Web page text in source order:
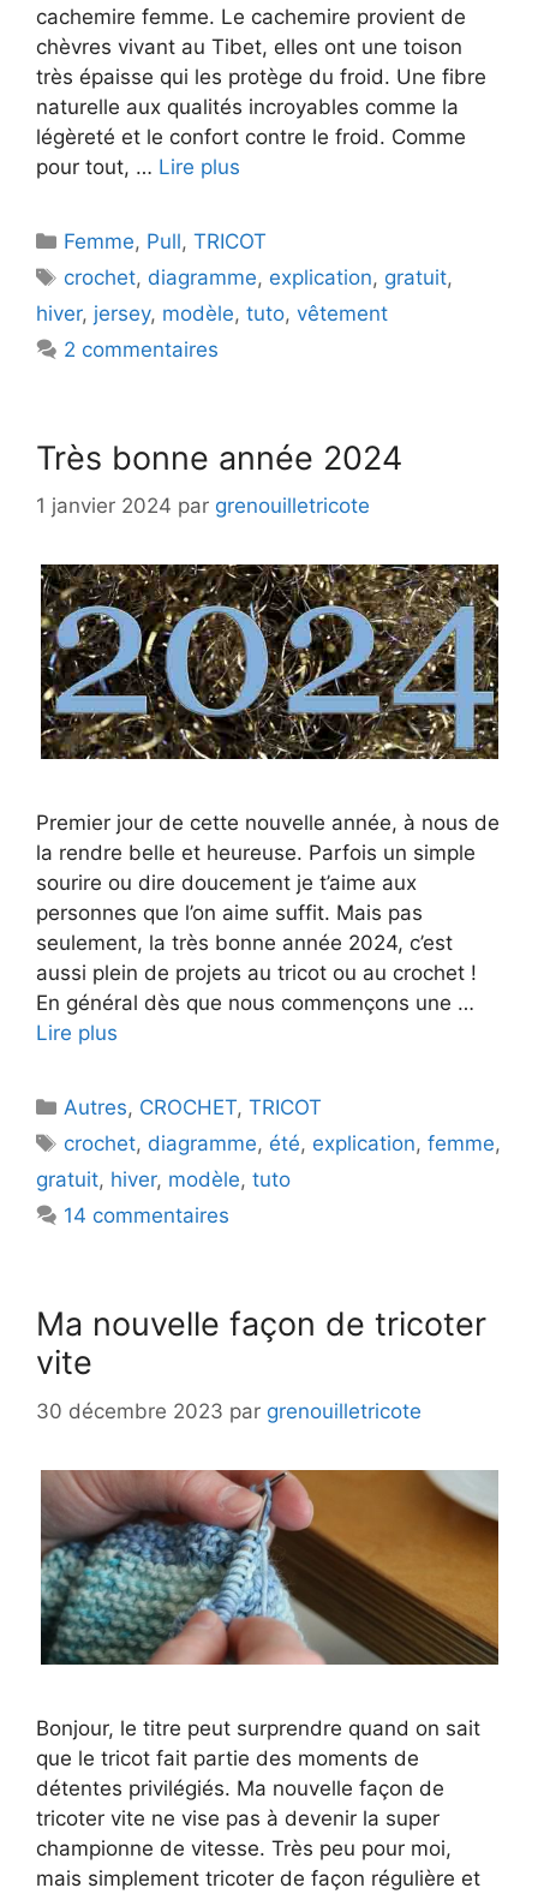
cachemire femme. Le cachemire provient de
chèvres vivant au Tibet, elles ont une toison
très épaisse qui les protège du froid. Une fibre
naturelle aux qualités incroyables comme la
légèreté et le confort contre le froid. Comme
pour tout, … Lire plus
Catégories
Femme, Pull,TRICOT
Étiquettes
crochet, diagramme, explication, gratuit,
hiver, jersey, modèle, tuto, vêtement
2 commentaires
Très bonne année 2024
1 janvier 2024 par grenouilletricote
Premier jour de cette nouvelle année, à nous de
la rendre belle et heureuse. Parfois un simple
sourire ou dire doucement je t’aime aux
personnes que l’on aime suffit. Mais pas
seulement, la très bonne année 2024, c’est
aussi plein de projets au tricot ou au crochet !
En général dès que nous commençons une …
Lire plus
Catégories
Autres, CROCHET,TRICOT
Étiquettes
crochet, diagramme, été, explication,femme,
gratuit, hiver, modèle, tuto
14 commentaires
Ma nouvelle façon de tricoter
vite
30 décembre 2023 par grenouilletricote
Bonjour, le titre peut surprendre quand on sait
que le tricot fait partie des moments de
détentes privilégiés. Ma nouvelle façon de
tricoter vite ne vise pas à devenir la super
championne de vitesse. Très peu pour moi,
mais simplement tricoter de façon régulière et